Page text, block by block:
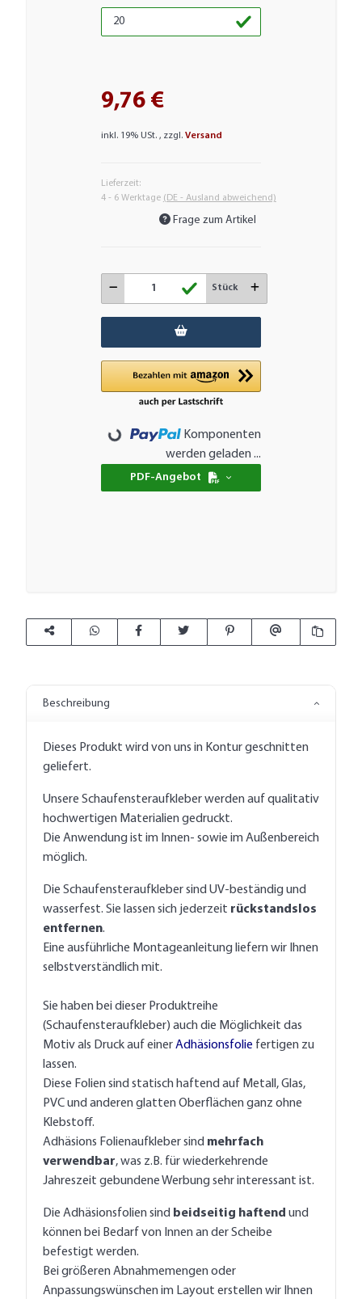
9,76 €
inkl. 19% USt. , zzgl. Versand
Lieferzeit:
4 - 6 Werktage (DE - Ausland abweichend)
Frage zum Artikel
Stück
Loading...
Komponenten
werden geladen ...
PDF-Angebot
Beschreibung
Dieses Produkt wird von uns in Kontur geschnitten
geliefert.
Unsere Schaufensteraufkleber werden auf qualitativ
hochwertigen Materialien gedruckt.
Die Anwendung ist im Innen- sowie im Außenbereich
möglich.
Die Schaufensteraufkleber sind UV-beständig und
wasserfest. Sie lassen sich jederzeit rückstandslos
entfernen.
Eine ausführliche Montageanleitung liefern wir Ihnen
selbstverständlich mit.
Sie haben bei dieser Produktreihe
(Schaufensteraufkleber) auch die Möglichkeit das
Motiv als Druck auf einerAdhäsionsfolie fertigen zu
lassen.
Diese Folien sind statisch haftend auf Metall, Glas,
PVC und anderen glatten Oberflächen ganz ohne
Klebstoff.
Adhäsions Folienaufkleber sind mehrfach
verwendbar, was z.B. für wiederkehrende
Jahreszeit gebundene Werbung sehr interessant ist.
Die Adhäsionsfolien sind beidseitig haftend und
können bei Bedarf von Innen an der Scheibe
befestigt werden.
Bei größeren Abnahmemengen oder
Anpassungswünschen im Layout erstellen wir Ihnen